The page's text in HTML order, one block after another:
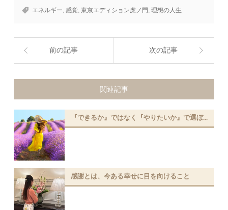
エネルギー,感覚,東京エディション虎ノ門 ,理想の人生
前の記事 次の記事
関連記事
『できるか』ではなく『やりたいか』で選ぼ...
感謝とは、今ある幸せに目を向けること